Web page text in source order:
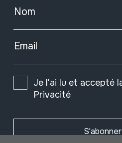
Nom
Email
Je l'ai lu et accepté
Privacité
S'abonner